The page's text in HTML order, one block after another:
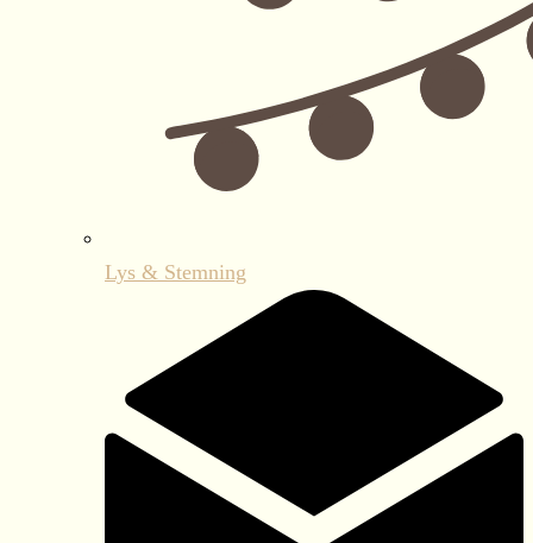
Lys & Stemning